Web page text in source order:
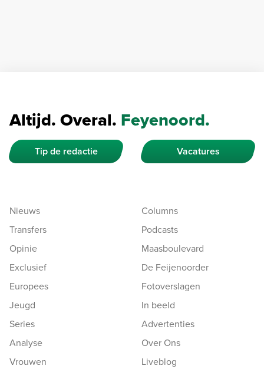
Altijd. Overal. Feyenoord.
Tip de redactie Vacatures
Nieuws
Transfers
Opinie
Exclusief
Europees
Jeugd
Series
Analyse
Vrouwen
Columns
Podcasts
Maasboulevard
De Feijenoorder
Fotoverslagen
In beeld
Advertenties
Over Ons
Liveblog